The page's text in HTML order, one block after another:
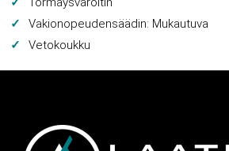
Vakionopeudensäädin: Mukautuva
Vetokoukku